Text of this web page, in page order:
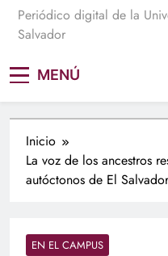
La Palabra
Periódico digital de la
Salvador
MENÚ
Inicio
La voz de los ancestros
autóctonos de El Salvador
EN EL CAMPUS